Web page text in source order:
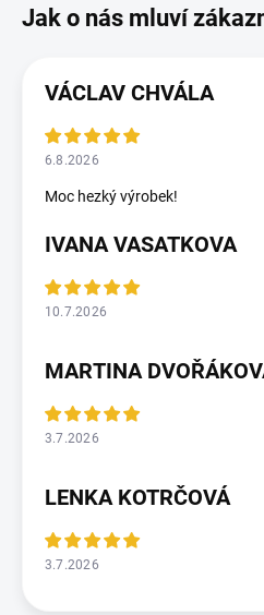
VÁCLAV CHVÁLA
6.8.2026
Moc hezký výrobek!
IVANA VASATKOVA
10.7.2026
MARTINA
3.7.2026
LENKA KOTRČOVÁ
3.7.2026